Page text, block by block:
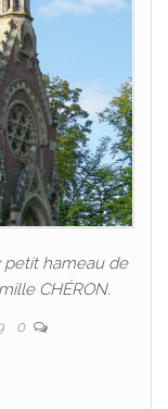
hameau de
CHÉRON.
0